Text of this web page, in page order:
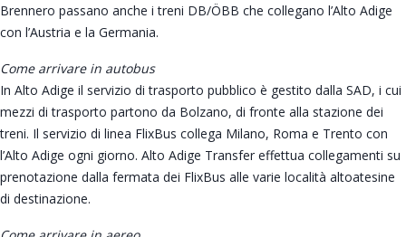
Brennero passano anche i treni DB/ÖBB che collegano l’Alto Adige
con l’Austria e la Germania.
Come arrivare in autobus
In Alto Adige il servizio di trasporto pubblico è gestito dalla SAD, i cui
mezzi di trasporto partono da Bolzano, di fronte alla stazione dei
treni. Il servizio di linea FlixBus collega Milano, Roma e Trento con
l’Alto Adige ogni giorno. Alto Adige Transfer effettua collegamenti su
prenotazione dalla fermata dei FlixBus alle varie località altoatesine
di destinazione.